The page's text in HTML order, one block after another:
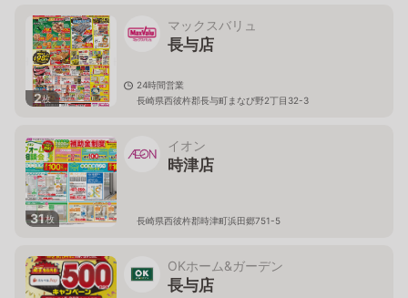
2枚
マックスバリュ
長与店
24時間営業
長崎県西彼杵郡長与町まなび野2丁目32-3
31枚
イオン
時津店
長崎県西彼杵郡時津町浜田郷751-5
OKホーム&ガーデン
長与店